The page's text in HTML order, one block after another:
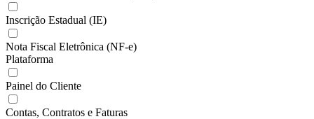
Inscrição Estadual (IE)
Nota Fiscal Eletrônica (NF-e)
Plataforma
Painel do Cliente
Contas, Contratos e Faturas